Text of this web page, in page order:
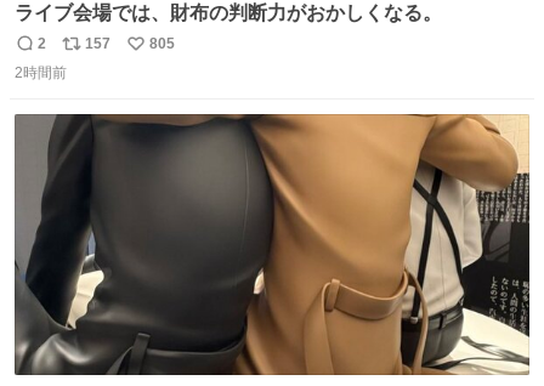
ライブ会場では、財布の判断力がおかしくなる。
返
信
2
リ
ポ
ト
数
157
い
805
2時間前